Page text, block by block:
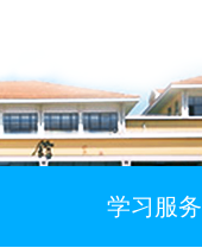
学习服务